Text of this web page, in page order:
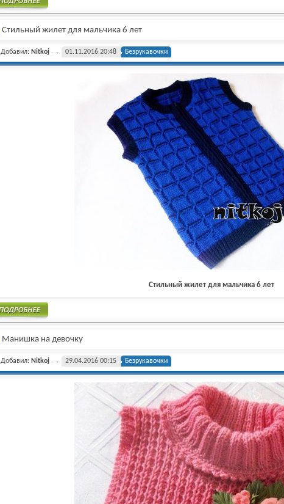
Стильный жилет для мальчика 6 лет
Добавил: Nitkoj 01.11.2016 20:48 Безрукавочки
Стильный жилет для мальчика 6 лет
Манишка на девочку
Добавил: Nitkoj 29.04.2016 00:15 Безрукавочки